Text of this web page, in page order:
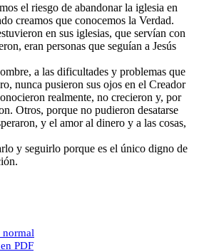
el riesgo de abandonar la iglesia en
creamos que conocemos la Verdad.
en sus iglesias, que servían con
eran personas que seguían a Jesús
a las dificultades y problemas que
nunca pusieron sus ojos en el Creador
realmente, no crecieron y, por
Otros, porque no pudieron desatarse
y el amor al dinero y a las cosas,
y seguirlo porque es el único digno de
normal
PDF